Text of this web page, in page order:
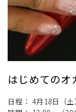
はじめてのオ
日程： 4月18日（土